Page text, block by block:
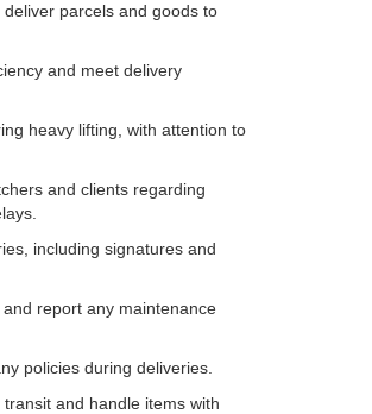
parcels and goods to
and meet delivery
heavy lifting, with attention to
and clients regarding
including signatures and
report any maintenance
policies during deliveries.
and handle items with